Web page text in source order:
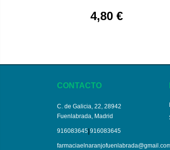
4,80 €
CONTACTO
C. de Galicia, 22, 28942
Fuenlabrada, Madrid
916083645|916083645